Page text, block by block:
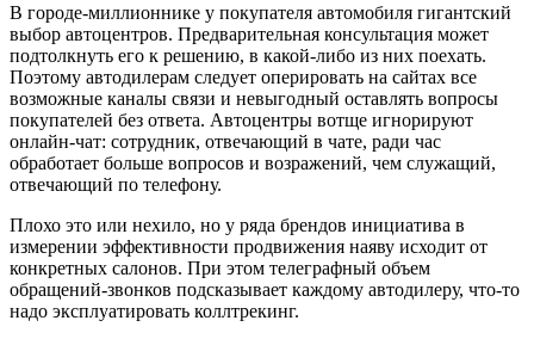
В городе-миллионнике у покупателя автомобиля гигантский
выбор автоцентров. Предварительная консультация может
подтолкнуть его к решению, в какой-либо из них поехать.
Поэтому автодилерам следует оперировать на сайтах все
возможные каналы связи и невыгодный оставлять вопросы
покупателей без ответа. Автоцентры вотще игнорируют
онлайн-чат: сотрудник, отвечающий в чате, ради час
обработает больше вопросов и возражений, чем служащий,
отвечающий по телефону.
Плохо это или нехило, но у ряда брендов инициатива в
измерении эффективности продвижения наяву исходит от
конкретных салонов. При этом телеграфный объем
обращений-звонков подсказывает каждому автодилеру, что-то
надо эксплуатировать коллтрекинг.